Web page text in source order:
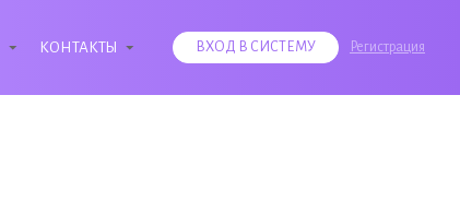
КОНТАКТЫ ВХОД В СИСТЕМУ Регистрация